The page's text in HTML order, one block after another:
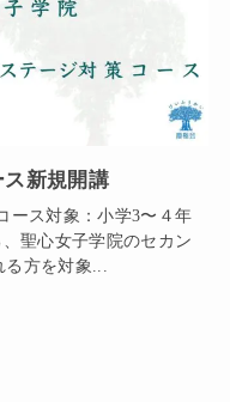
新規開講
ース対象：小学3〜４年
聖心女子学院のセカン
る方を対象...